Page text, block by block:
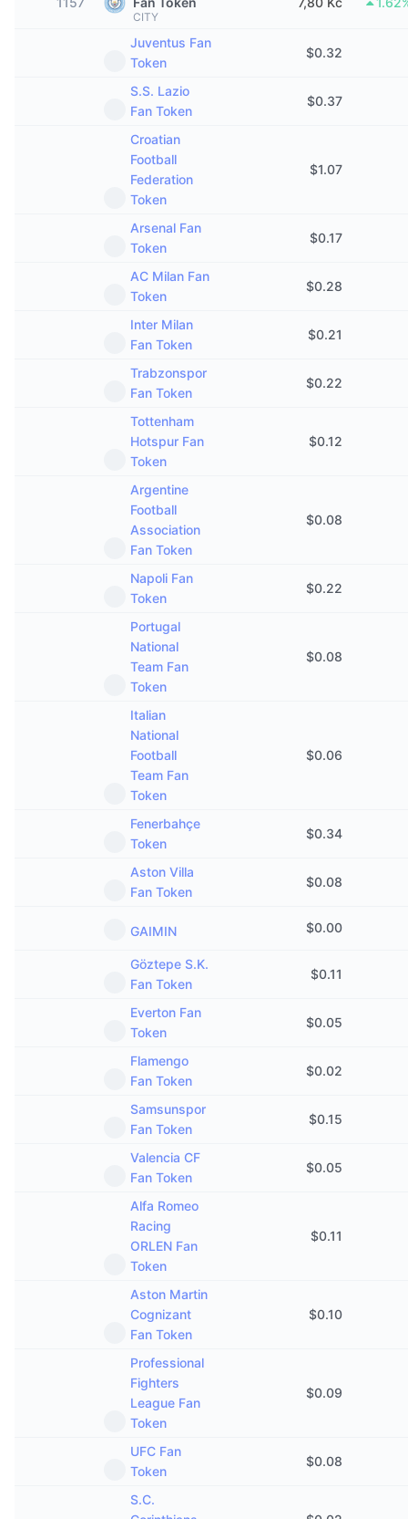
Technologie
Technická analýza
Sazby financování
Akademie
Prozkoumat
Diamantové odměny
Učte se a vydělávejte
Kalendář ICO
Kalendář událostí
CITY
Juventus Fan
Token
$0.32
S.S. Lazio
Fan Token
$0.37
Croatian
Football
Federation
Token
$1.07
Arsenal Fan
Token
$0.17
AC Milan Fan
Token
$0.28
Inter Milan
Fan Token
$0.21
Trabzonspor
Fan Token
$0.22
Tottenham
Hotspur Fan
Token
$0.12
Argentine
Football
Association
Fan Token
$0.08
Napoli Fan
Token
$0.22
Portugal
National
Team Fan
Token
$0.08
Italian
National
Football
Team Fan
Token
$0.06
Fenerbahçe
Token
$0.34
Aston Villa
Fan Token
$0.08
GAIMIN $0.00
Göztepe S.K.
Fan Token
$0.11
Everton Fan
Token
$0.05
Flamengo
Fan Token
$0.02
Samsunspor
Fan Token
$0.15
Valencia CF
Fan Token
$0.05
Alfa Romeo
Racing
ORLEN Fan
Token
$0.11
Aston Martin
Cognizant
Fan Token
$0.10
Professional
Fighters
League Fan
Token
$0.09
UFC Fan
Token
$0.08
S.C.